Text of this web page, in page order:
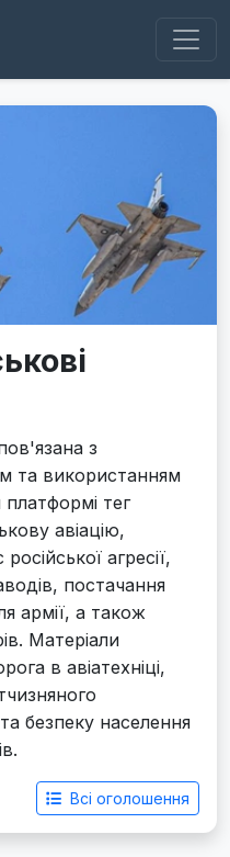
з
та використанням
платформі тег
авіацію,
агресії,
постачання
армії, а також
Матеріали
в авіатехніці,
безпеку населення
Всі оголошення